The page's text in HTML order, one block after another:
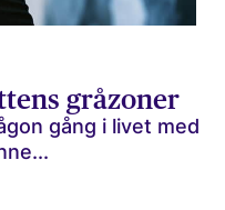
gråzoner
gång i livet med